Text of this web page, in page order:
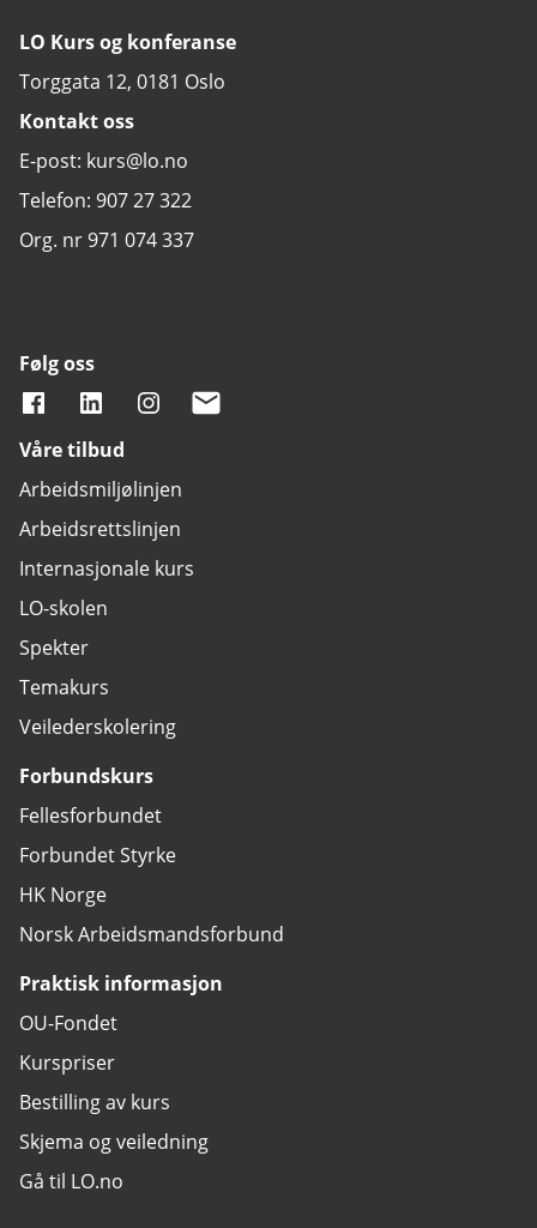
LO Kurs og konferanse
Torggata 12, 0181 Oslo
Kontakt oss
E-post: kurs@lo.no
Telefon: 907 27 322
Org. nr 971 074 337
Følg oss
Våre tilbud
Arbeidsmiljølinjen
Arbeidsrettslinjen
Internasjonale kurs
LO-skolen
Spekter
Temakurs
Veilederskolering
Forbundskurs
Fellesforbundet
Forbundet Styrke
HK Norge
Norsk Arbeidsmandsforbund
Praktisk informasjon
OU-Fondet
Kurspriser
Bestilling av kurs
Skjema og veiledning
Gå til LO.no